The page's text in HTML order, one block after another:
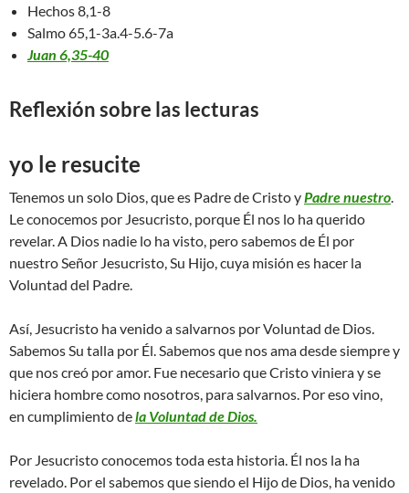
Hechos 8,1-8
Salmo 65,1-3a.4-5.6-7a
Juan 6,35-40
Reflexión sobre las lecturas
yo le resucite
Tenemos un solo Dios, que es Padre de Cristo yPadre nuestro.
Le conocemos por Jesucristo, porque Él nos lo ha querido
revelar. A Dios nadie lo ha visto, pero sabemos de Él por
nuestro Señor Jesucristo, Su Hijo, cuya misión es hacer la
Voluntad del Padre.
Así, Jesucristo ha venido a salvarnos por Voluntad de Dios.
Sabemos Su talla por Él. Sabemos que nos ama desde siempre y
que nos creó por amor. Fue necesario que Cristo viniera y se
hiciera hombre como nosotros, para salvarnos. Por eso vino,
en cumplimiento dela Voluntad de Dios.
Por Jesucristo conocemos toda esta historia. Él nos la ha
revelado. Por el sabemos que siendo el Hijo de Dios, ha venido